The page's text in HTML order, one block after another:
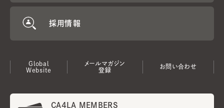
採用情報
Global
Website
メールマガジン
登録
お問い合わせ
CA4LA MEMBERS